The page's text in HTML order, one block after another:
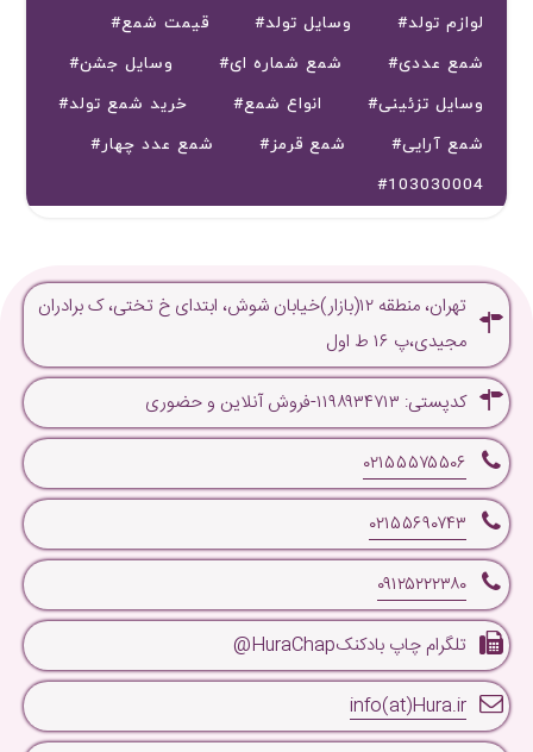
#لوازم تولد
#وسایل تولد
#قیمت شمع
#شمع عددی
#شمع شماره ای
#وسایل جشن
#وسایل تزئینی
#انواع شمع
#خرید شمع تولد
#شمع آرایی
#شمع قرمز
#شمع عدد چهار
#103030004
تهران، منطقه ۱۲(بازار)خیابان شوش، ابتدای خ تختی، ک برادران
مجیدی،پ ۱۶ ط اول
کدپستی: ۱۱۹۸۹۳۴۷۱۳-فروش آنلاین و حضوری
۰۲۱۵۵۵۷۵۵۰۶
۰۲۱۵۵۶۹۰۷۴۳
۰۹۱۲۵۲۲۲۳۸۰
تلگرام چاپ بادکنکHuraChap@
info(at)Hura.ir